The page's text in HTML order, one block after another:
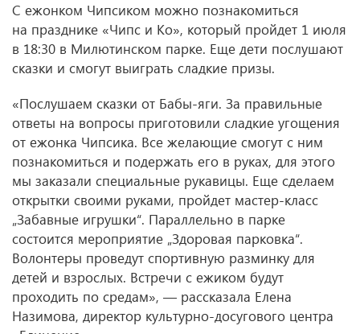
С ежонком Чипсиком можно познакомиться
на празднике «Чипс и Ко», который пройдет 1 июля
в 18:30 в Милютинском парке. Еще дети послушают
сказки и смогут выиграть сладкие призы.
«Послушаем сказки от Бабы-яги. За правильные
ответы на вопросы приготовили сладкие угощения
от ежонка Чипсика. Все желающие смогут с ним
познакомиться и подержать его в руках, для этого
мы заказали специальные рукавицы. Еще сделаем
открытки своими руками, пройдет мастер-класс
„Забавные игрушки“. Параллельно в парке
состоится мероприятие „Здоровая парковка“.
Волонтеры проведут спортивную разминку для
детей и взрослых. Встречи с ежиком будут
проходить по средам», — рассказала Елена
Назимова, директор культурно-досугового центра